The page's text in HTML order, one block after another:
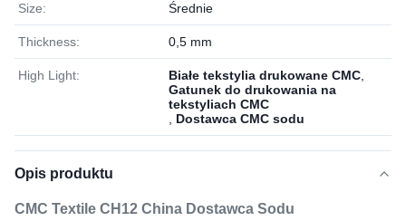
Size: Średnie
Thickness: 0,5 mm
High Light: Białe tekstylia drukowane CMC
Gatunek do drukowania na
tekstyliach CMC
Dostawca CMC sodu
Opis produktu
CMC Textile CH12 China Dostawca Sodu